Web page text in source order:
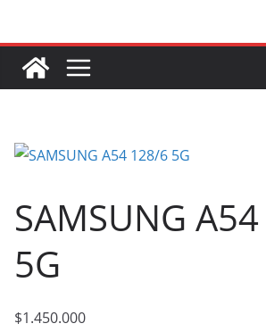
contenido
SAMSUNG
5G
$1.450.000